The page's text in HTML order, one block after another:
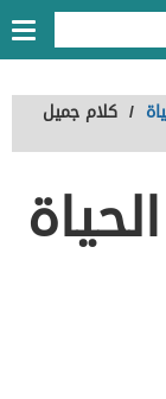
/ كلام جميل